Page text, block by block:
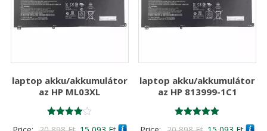
laptop akku/akkumulátor
az HP ML03XL
laptop akku/akkumulátor
az HP 813999-1C1